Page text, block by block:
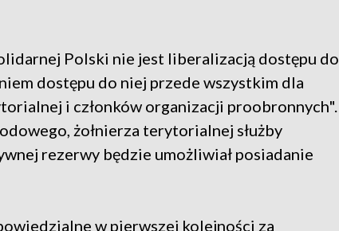
Polski nie jest liberalizacją dostępu do
dostępu do niej przede wszystkim dla
i członków organizacji proobronnych".
żołnierza terytorialnej służby
rezerwy będzie umożliwiał posiadanie
w pierwszej kolejności za